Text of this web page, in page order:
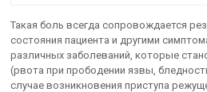
Такая боль всегда сопровождается
состояния пациента и другими
различных заболеваний, которые
(рвота при прободении язвы,
случае возникновения приступа